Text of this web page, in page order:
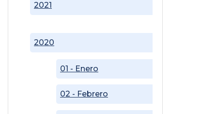
2020
01 - Enero
02 - Febrero
2021